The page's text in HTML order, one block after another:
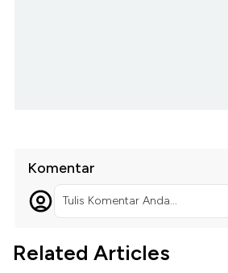
Komentar
Tulis Komentar Anda...
Related Articles